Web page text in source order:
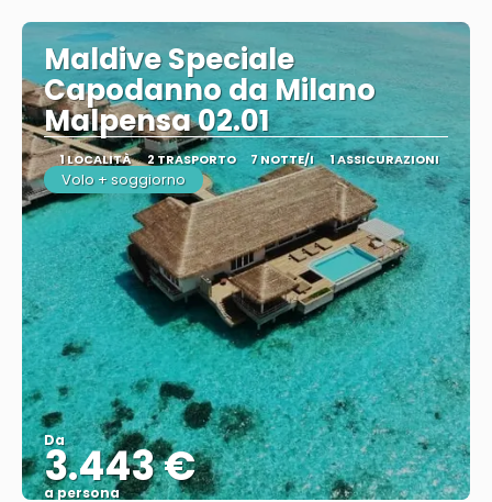
Maldive Speciale
Capodanno da Milano
Malpensa 02.01
1 LOCALITÀ 2 TRASPORTO 7 NOTTE/I 1 ASSICURAZIONI
Volo + soggiorno
Da
3.443 €
a persona